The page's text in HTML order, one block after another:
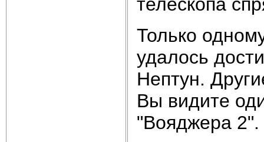
Только
удалось
Нептун.
Вы видите
"Вояджера 2".